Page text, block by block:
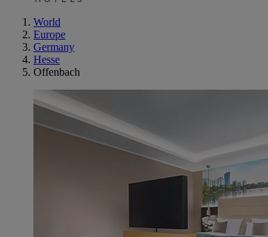
World
Europe
Germany
Hesse
Offenbach